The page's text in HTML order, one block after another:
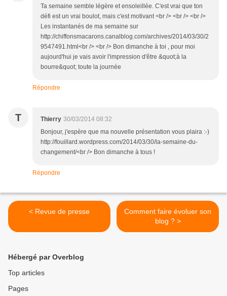
Ta semaine semble légère et ensoleillée. C'est vrai que ton
défi est un vrai boulot, mais c'est motivant <br /> <br /> <br />
Les instantanés de ma semaine sur
http://chiffonsmacarons.canalblog.com/archives/2014/03/30/2
9547491.html<br /> <br /> Bon dimanche à toi , pour moi
aujourd'hui je vais avoir l'impression d'être &quot;à la
bourre&quot; toute la journée
Répondre
T Thierry 30/03/2014 08:32
Bonjour, j'espère que ma nouvelle présentation vous plaira :-)
http://fouillard.wordpress.com/2014/03/30/la-semaine-du-
changement/<br /> Bon dimanche à tous !
Répondre
< Revue de presse
Comment faire évoluer son
blog ? >
Hébergé par Overblog
Top articles
Pages